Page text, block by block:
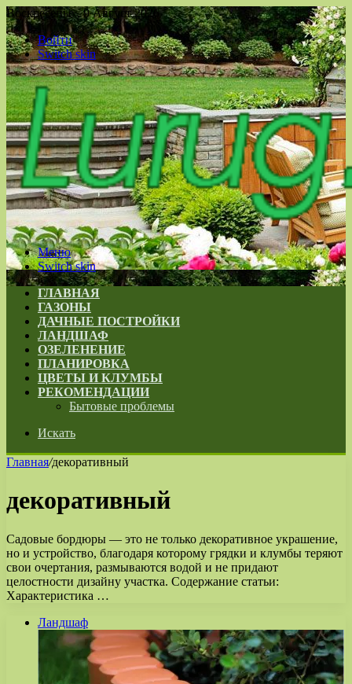
Воскресенье , 9 Август 2026
Войти
Switch skin
Меню
Switch skin
ГЛАВНАЯ
ГАЗОНЫ
ДАЧНЫЕ ПОСТРОЙКИ
ЛАНДШАФ
ОЗЕЛЕНЕНИЕ
ПЛАНИРОВКА
ЦВЕТЫ И КЛУМБЫ
РЕКОМЕНДАЦИИ
Бытовые проблемы
Искать
Главная/декоративный
декоративный
Садовые бордюры — это не только декоративное украшение,
но и устройство, благодаря которому грядки и клумбы теряют
свои очертания, размываются водой и не придают
целостности дизайну участка. Содержание статьи:
Характеристика …
Ландшаф